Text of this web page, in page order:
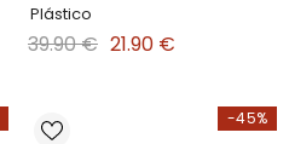
Plástico
39.90 € 21.90 €
-45%